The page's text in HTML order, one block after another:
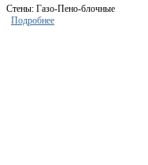
Стены: Газо-Пено-блочные
Подробнее